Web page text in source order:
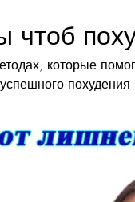
чтоб
которые
похудения